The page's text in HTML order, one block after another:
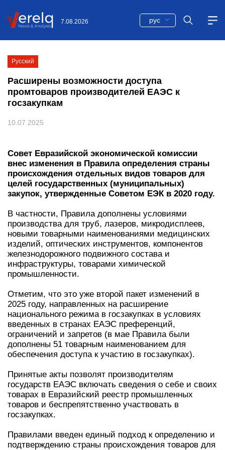
7.08.2026 рус
Русский
Расширены возможности доступа
промтоваров производителей ЕАЭС к
госзакупкам
10.07.2025
Совет Евразийской экономической комиссии
внес изменения в Правила определения страны
происхождения отдельных видов товаров для
целей государственных (муниципальных)
закупок, утвержденные Советом ЕЭК в 2020
В частности, Правила дополнены условиями
производства для труб, лазеров, микродисплеев,
новыми товарными наименованиями медицинских
изделий, оптических инструментов, компонентов
железнодорожного подвижного состава и
инфраструктуры, товарами химической
Отметим, что это уже второй пакет изменений в
2025 году, направленных на расширение
национального режима в госзакупках в условиях
введенных в странах ЕАЭС преференций,
ограничений и запретов (в мае Правила были
дополнены 51 товарным наименованием для
Принятые акты позволят производителям государств
ЕАЭС включать сведения о себе и своих товарах в
Евразийский реестр промышленных товаров и
беспрепятственно участвовать в госзакупках.
Правилами введен единый подход к определению и
подтверждению страны происхождения товаров для